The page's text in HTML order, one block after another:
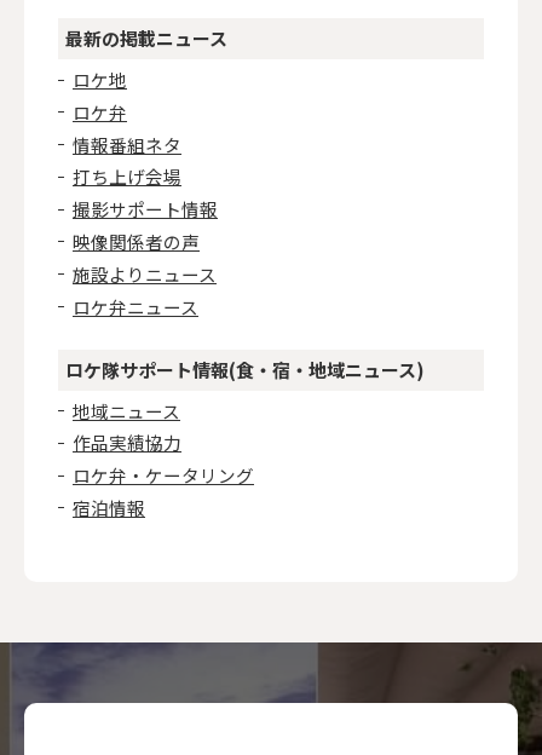
最新の掲載ニュース
ロケ地
ロケ弁
情報番組ネタ
打ち上げ会場
撮影サポート情報
映像関係者の声
施設よりニュース
ロケ弁ニュース
ロケ隊サポート情報(食・宿・地域ニュース)
地域ニュース
作品実績協力
ロケ弁・ケータリング
宿泊情報